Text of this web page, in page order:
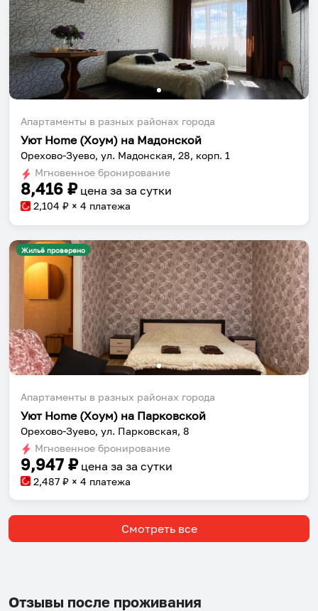
Апартаменты в разных районах города
Уют Home (Хоум) на Мадонской
Орехово-Зуево, ул. Мадонская, 28, корп. 1
Мгновенное бронирование
8,416 ₽ цена за за сутки
2,104 ₽ × 4 платежа
Жильё проверено
Апартаменты в разных районах города
Уют Home (Хоум) на Парковской
Орехово-Зуево, ул. Парковская, 8
Мгновенное бронирование
9,947 ₽ цена за за сутки
2,487 ₽ × 4 платежа
Смотреть все
Отзывы после проживания